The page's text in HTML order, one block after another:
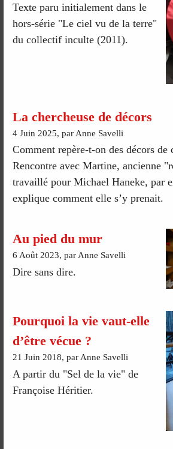
Texte paru initialement dans le
hors-série "Le ciel vu de la terre"
du collectif inculte (2011).
La chercheuse de décors
4 Juin 2025, par Anne Savelli
Comment repère-t-on des décors de
Rencontre avec Martine, ancienne
travaillé pour Michael Haneke, par
explique comment elle s’y prenait.
Au pied du mur
6 Août 2023, par Anne Savelli
Dire sans dire.
Pourquoi la vie vaut-elle
d’être vécue ?
21 Juin 2018, par Anne Savelli
A partir du "Sel de la vie" de
Françoise Héritier.